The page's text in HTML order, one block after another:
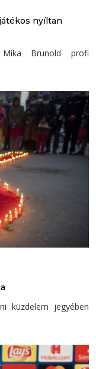
nyíltan
Mika Brunold profi
küzdelem jegyében